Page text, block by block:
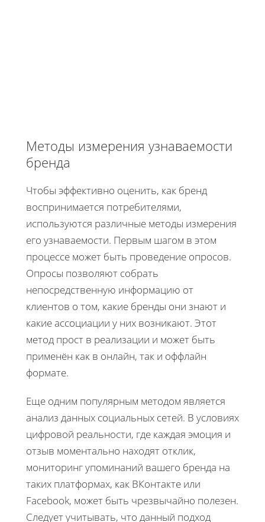
Методы измерения узнаваемости
бренда
Чтобы эффективно оценить, как бренд
воспринимается потребителями,
используются различные методы измерения
его узнаваемости. Первым шагом в этом
процессе может быть проведение опросов.
Опросы позволяют собрать
непосредственную информацию от
клиентов о том, какие бренды они знают и
какие ассоциации у них возникают. Этот
метод прост в реализации и может быть
применён как в онлайн, так и оффлайн
формате.
Еще одним популярным методом является
анализ данных социальных сетей. В условиях
цифровой реальности, где каждая эмоция и
отзыв моментально находят отклик,
мониторинг упоминаний вашего бренда на
таких платформах, как ВКонтакте или
Facebook, может быть чрезвычайно полезен.
Следует учитывать, что данный подход